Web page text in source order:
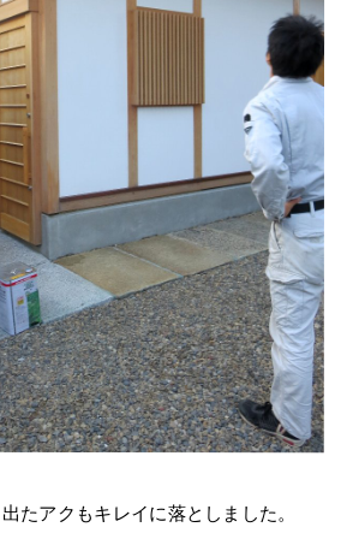
たアクもキレイに落としました。